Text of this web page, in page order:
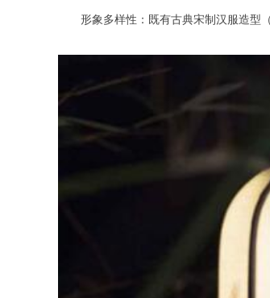
形象多样性：既有古典宋制汉服造型（